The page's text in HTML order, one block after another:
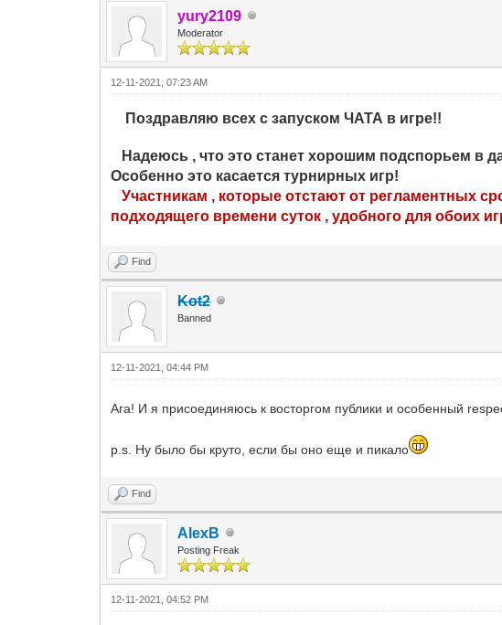
yury2109
Moderator
12-11-2021, 07:23 AM
Поздравляю всех с запуском ЧАТА в игре!!
Надеюсь , что это станет хорошим подспорьем в
Особенно это касается турнирных игр!
Участникам , которые отстают от регламентных
подходящего времени суток , удобного для обоих
Find
Kot2
Banned
12-11-2021, 04:44 PM
Ага! И я присоединяюсь к восторгом публики и особенный
p.s. Ну было бы круто, если бы оно еще и пикало
Find
AlexB
Posting Freak
12-11-2021, 04:52 PM